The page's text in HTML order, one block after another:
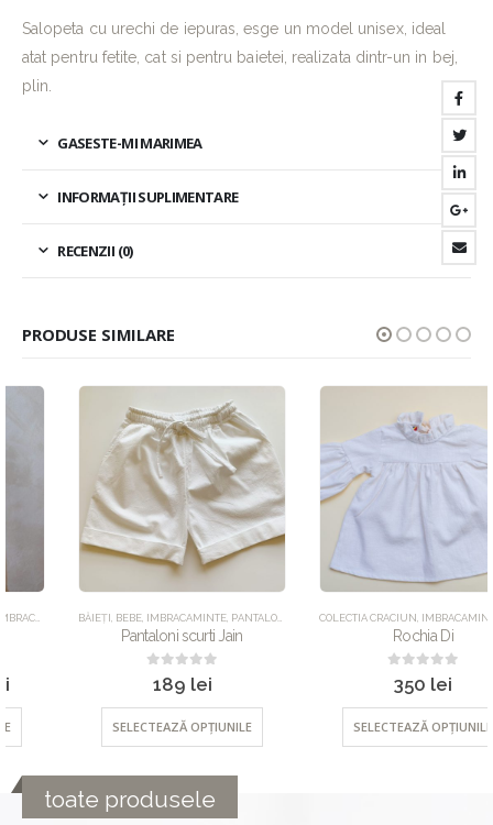
Salopeta cu urechi de iepuras, esge un model unisex, ideal
atat pentru fetite, cat si pentru baietei, realizata dintr-un in bej,
plin.
GASESTE-MI MARIMEA
INFORMAȚII SUPLIMENTARE
RECENZII (0)
PRODUSE SIMILARE
BĂIEȚI BEBE,IMBRACAMINTE,PANTALONI ,UNCATEGORIZED
Pantaloni scurti Jain
lei
SELECTEAZĂ OPȚIUNILE
COLECTIA CRACIUN,IMBRACAMINTE,ROCHII ,
Rochia Di
lei
SELECTEAZĂ OPȚIUNILE
toate produsele